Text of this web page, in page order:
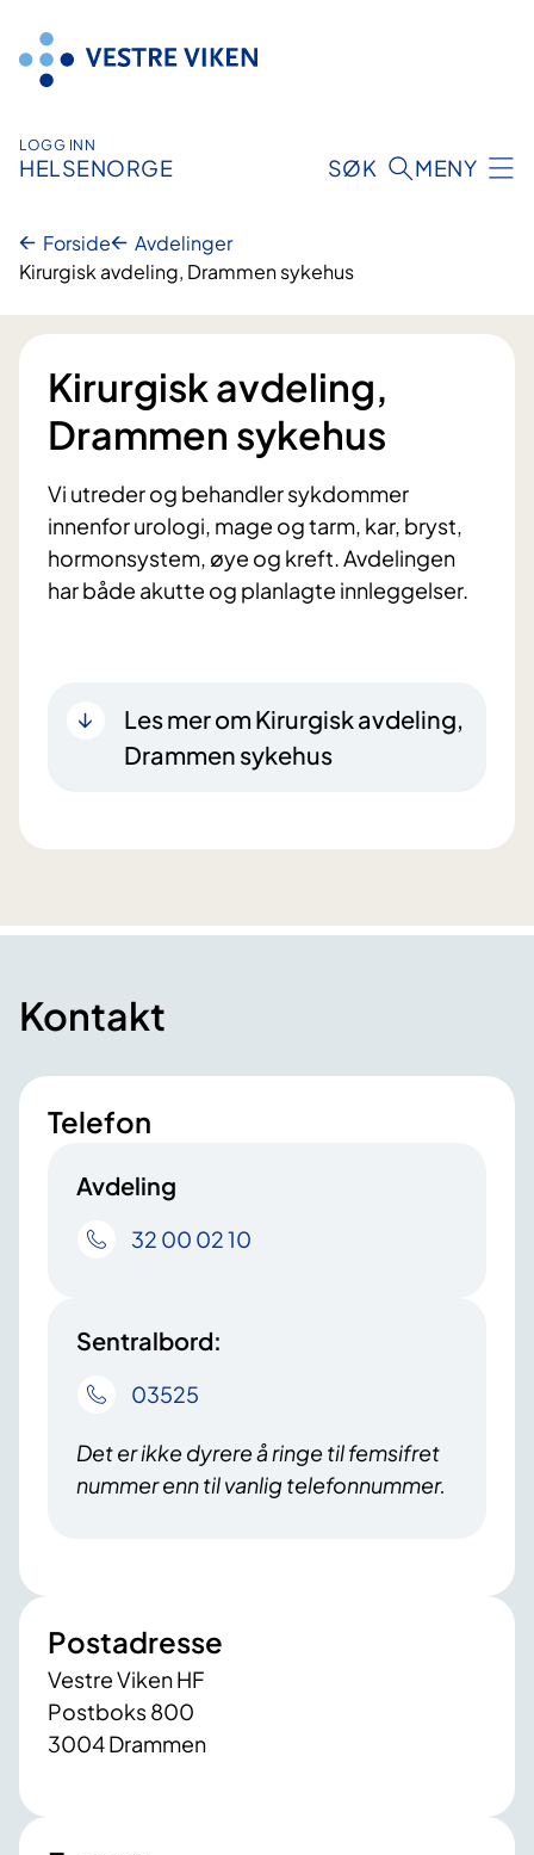
innhold
LOGG INN
HELSENORGE SØK MENY
Forside
Avdelinger
Kirurgisk avdeling, Drammen sykehus
Kirurgisk avdeling,
Drammen sykehus
Vi utreder og behandler sykdommer
innenfor urologi, mage og tarm, kar, bryst,
hormonsystem, øye og kreft. Avdelingen
har både akutte og planlagte innleggelser.
Les mer om Kirurgisk avdeling,
Drammen sykehus
Kontakt
Telefon
Avdeling
32 00 02 10
Sentralbord:
03525
Det er ikke dyrere å ringe til femsifret
nummer enn til vanlig telefonnummer.
Postadresse
Vestre Viken HF
Postboks 800
3004 Drammen